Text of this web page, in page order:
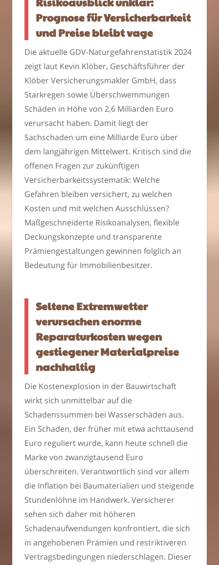
Prognose für Versicherbarkeit
und Preise bleibt vage
Die aktuelle GDV-Naturgefahrenstatistik 2024
zeigt laut Kevin Klöber, Geschäftsführer der
Klöber Versicherungsmakler GmbH, dass
Starkregen sowie Überschwemmungen
Schäden in Höhe von 2,6 Milliarden Euro
verursacht haben. Damit liegt der
Sachschaden um eine Milliarde Euro über
dem langjährigen Mittelwert. Kritisch sind die
offenen Fragen zur zukünftigen
Versicherbarkeitssystematik: Welche
Gefahren bleiben versichert, zu welchen
Kosten und mit welchen Ausschlüssen?
Maßgeschneiderte Risikoanalysen, flexible
Deckungskonzepte und transparente
Prämiengestaltungen gewinnen folglich an
Bedeutung für Immobilienbesitzer.
Seltene Extremwetter
verursachen enorme
Reparaturkosten wegen
gestiegener Materialpreise
nachhaltig
Die Kostenexplosion in der Bauwirtschaft
wirkt sich unmittelbar auf die
Schadenssummen bei Wasserschäden aus.
Ein Schaden, der früher mit etwa achttausend
Euro reguliert wurde, kann heute schnell die
Marke von zwanzigtausend Euro
überschreiten. Verantwortlich sind vor allem
die Inflation bei Baumaterialien und steigende
Stundenlöhne im Handwerk. Versicherer
sehen sich daher mit höheren
Schadenaufwendungen konfrontiert, die sich
in angehobenen Prämien und restriktiveren
Vertragsbedingungen niederschlagen. Dieser